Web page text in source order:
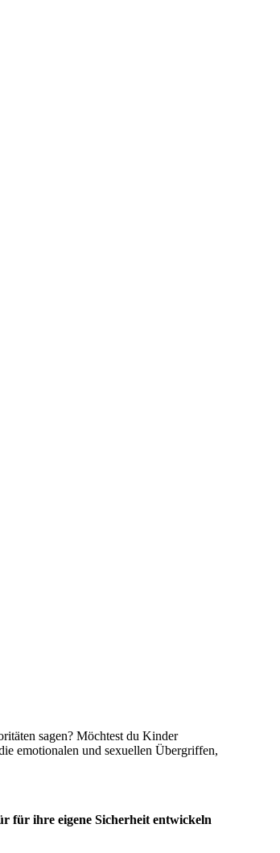
sagen? Möchtest du Kinder
emotionalen und sexuellen Übergriffen,
für ihre eigene Sicherheit entwickeln